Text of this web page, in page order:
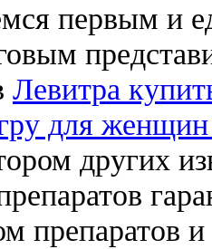
первым и
Левитра
для женщин
других
препаратов